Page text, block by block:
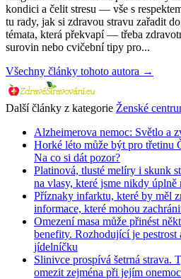
kondici a čelit stresu — vše s
tu rady, jak si zdravou stravu zařadit
témata, která překvapí — třeba
surovin nebo cvičební tipy pro...
Všechny články tohoto autora →
Další články z kategorie Ženské
Alzheimerova nemoc: Světlo a
Horké léto může být pro třetinu
Na co si dát pozor?
Platinová, tlusté melíry i skunk
na vlasy, které jsme nikdy úplně
Příznaky infarktu, které by měl
informace, které mohou
Omezení masa může přinést
benefity. Rozhodující je pestrost
jídelníčku
Slinivce prospívá šetrná strava.
omezit zejména při jejím